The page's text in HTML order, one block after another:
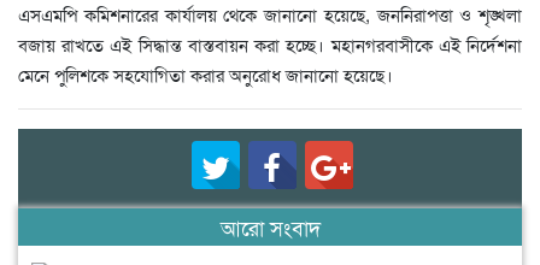
এসএমপি কমিশনারের কার্যালয় থেকে জানানো হয়েছে, জননিরাপত্তা ও শৃঙ্খলা
বজায় রাখতে এই সিদ্ধান্ত বাস্তবায়ন করা হচ্ছে। মহানগরবাসীকে এই নির্দেশনা
মেনে পুলিশকে সহযোগিতা করার অনুরোধ জানানো হয়েছে।
আরো সংবাদ